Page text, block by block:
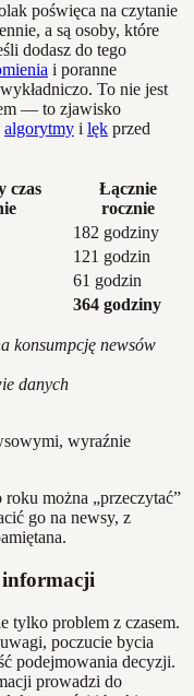
poświęca na czytanie
a są osoby, które
dodasz do tego
i poranne
To nie jest
— to zjawisko
algorytmy i lęk przed
czas
Łącznie
rocznie
182 godziny
121 godzin
61 godzin
364 godziny
konsumpcję newsów
danych
można „przeczytać”
go na newsy, z
informacji
tylko problem z czasem.
poczucie bycia
podejmowania decyzji.
prowadzi do